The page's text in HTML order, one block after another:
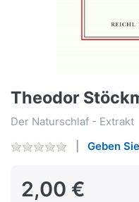
Theodor
Der Naturschlaf - Extrakt
Geben
2,00 €